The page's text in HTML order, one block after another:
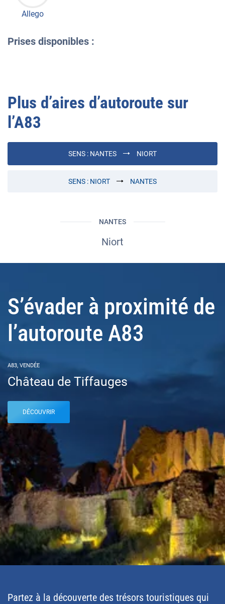
Allego
Prises disponibles :
Plus d’aires d’autoroute sur
l’A83
SENS : NANTES NIORT
SENS : NIORT NANTES
NANTES
Niort
S’évader à proximité de
l’autoroute A83
A83, VENDÉE
Château de Tiffauges
DÉCOUVRIR
Partez à la découverte des trésors touristiques qui